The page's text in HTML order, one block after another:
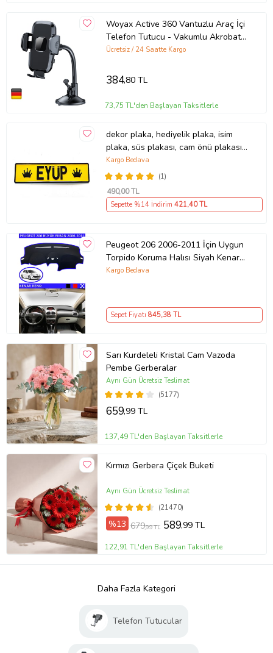
Woyax Active 360 Vantuzlu Araç İçi
Telefon Tutucu - Vakumlu Akrobat
Araba Telefon Tutacağı
Ücretsiz / 24 Saatte Kargo
384,80 TL
73,75 TL'den Başlayan Taksitlerle
dekor plaka, hediyelik plaka, isim
plaka, süs plakası, cam önü plakası,
tırcı plakası (Sarı-Siyah)
(1)
Kargo Bedava
490,00 TL
Sepette %14 İndirim 421,40 TL
Peugeot 206 2006-2011 İçin Uygun
Torpido Koruma Halısı Siyah Kenar
Renk Mavi
Kargo Bedava
Sepet Fiyatı 845,38 TL
Sarı Kurdeleli Kristal Cam Vazoda
Pembe Gerberalar
(5177)
Aynı Gün Ücretsiz Teslimat
659,99 TL
137,49 TL'den Başlayan Taksitlerle
Kırmızı Gerbera Çiçek Buketi
(21470)
Aynı Gün Ücretsiz Teslimat
%13 679,99 TL 589,99 TL
122,91 TL'den Başlayan Taksitlerle
Daha Fazla Kategori
Telefon Tutucular